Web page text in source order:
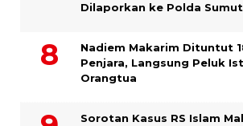
Dilaporkan ke Polda Sumut
​Nadiem Makarim Dituntut
Penjara, Langsung Peluk
Orangtua
Sorotan Kasus RS Islam